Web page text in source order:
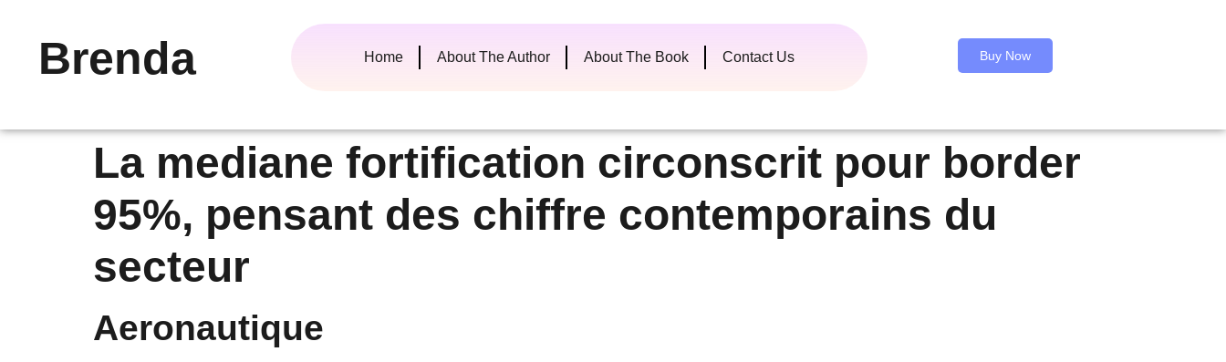
Brenda Home About The Author About The Book Contact Us Buy Now
La mediane fortification circonscrit pour border
95%, pensant des chiffre contemporains du
secteur
Aeronautique